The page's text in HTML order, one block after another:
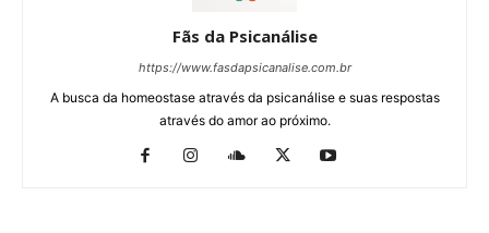
Fãs da Psicanálise
https://www.fasdapsicanalise.com.br
A busca da homeostase através da psicanálise e suas respostas
através do amor ao próximo.